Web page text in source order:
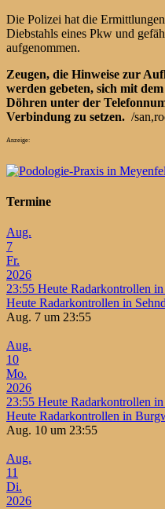
Die Polizei hat die
Diebstahls eines Pkw und
aufgenommen.
Zeugen, die Hinweise zur
werden gebeten, sich mit
Döhren unter der
Verbindung zu setzen. /
Anzeige:
Termine
Aug.
7
Fr.
2026
23:55 Heute Radarkontrollen in
Heute Radarkontrollen in
Aug. 7 um 23:55
Aug.
10
Mo.
2026
23:55 Heute Radarkontrollen
Heute Radarkontrollen in
Aug. 10 um 23:55
Aug.
11
Di.
2026